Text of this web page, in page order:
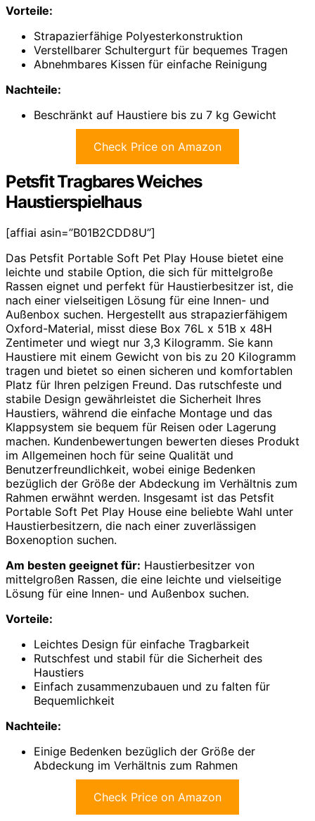
Vorteile:
Strapazierfähige Polyesterkonstruktion
Verstellbarer Schultergurt für bequemes Tragen
Abnehmbares Kissen für einfache Reinigung
Nachteile:
Beschränkt auf Haustiere bis zu 7 kg Gewicht
Check Price on Amazon
Petsfit Tragbares Weiches
Haustierspielhaus
[affiai asin=”B01B2CDD8U”]
Das Petsfit Portable Soft Pet Play House bietet eine
leichte und stabile Option, die sich für mittelgroße
Rassen eignet und perfekt für Haustierbesitzer ist, die
nach einer vielseitigen Lösung für eine Innen- und
Außenbox suchen. Hergestellt aus strapazierfähigem
Oxford-Material, misst diese Box 76L x 51B x 48H
Zentimeter und wiegt nur 3,3 Kilogramm. Sie kann
Haustiere mit einem Gewicht von bis zu 20 Kilogramm
tragen und bietet so einen sicheren und komfortablen
Platz für Ihren pelzigen Freund. Das rutschfeste und
stabile Design gewährleistet die Sicherheit Ihres
Haustiers, während die einfache Montage und das
Klappsystem sie bequem für Reisen oder Lagerung
machen. Kundenbewertungen bewerten dieses Produkt
im Allgemeinen hoch für seine Qualität und
Benutzerfreundlichkeit, wobei einige Bedenken
bezüglich der Größe der Abdeckung im Verhältnis zum
Rahmen erwähnt werden. Insgesamt ist das Petsfit
Portable Soft Pet Play House eine beliebte Wahl unter
Haustierbesitzern, die nach einer zuverlässigen
Boxenoption suchen.
Am besten geeignet für: Haustierbesitzer von
mittelgroßen Rassen, die eine leichte und vielseitige
Lösung für eine Innen- und Außenbox suchen.
Vorteile:
Leichtes Design für einfache Tragbarkeit
Rutschfest und stabil für die Sicherheit des
Haustiers
Einfach zusammenzubauen und zu falten für
Bequemlichkeit
Nachteile:
Einige Bedenken bezüglich der Größe der
Abdeckung im Verhältnis zum Rahmen
Check Price on Amazon